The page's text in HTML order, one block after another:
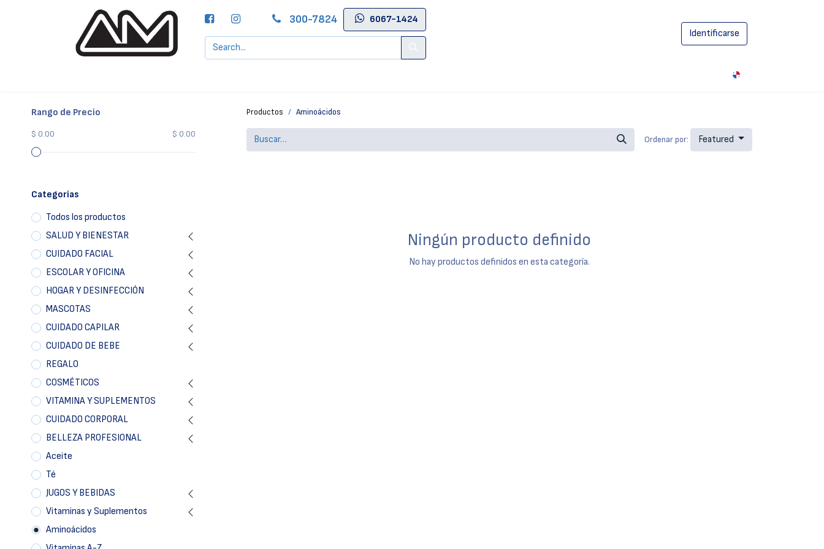
300-7824
6067-1424
Identificarse
Rango de Precio
$ 0.00 $ 0.00
Categorías
Todos los productos
SALUD Y BIENESTAR
CUIDADO FACIAL
ESCOLAR Y OFICINA
HOGAR Y DESINFECCIÓN
MASCOTAS
CUIDADO CAPILAR
CUIDADO DE BEBE
REGALO
COSMÉTICOS
VITAMINA Y SUPLEMENTOS
CUIDADO CORPORAL
BELLEZA PROFESIONAL
Aceite
Té
JUGOS Y BEBIDAS
Vitaminas y Suplementos
Aminoácidos
Productos Aminoácidos
Ordenar por: Featured
Ningún producto definido
No hay productos definidos en esta categoría.